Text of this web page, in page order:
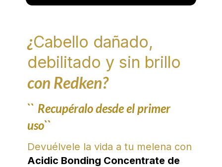
¿Cabello dañado,
debilitado y sin brillo
con Redken?
`` Recupéralo desde el primer
uso``
Devuélvele la vida a tu melena con
Acidic Bonding Concentrate de